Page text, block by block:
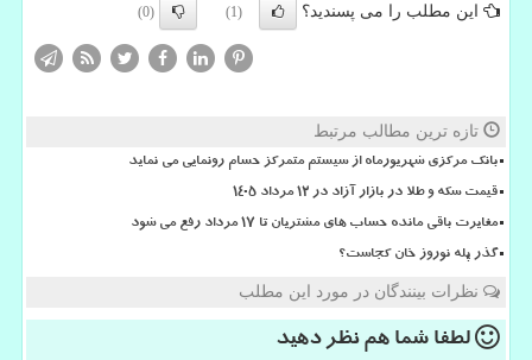
این مطلب را می پسندید؟ (1)
(0)
تازه ترین مطالب مرتبط
بانک مرکزی شهریورماه از سیستم متمرکز حسام رونمایی می نماید
قیمت سکه و طلا در بازار آزاد در ۱۲ مرداد ۱۴۰۵
مغایرت باقی مانده حساب های مشتریان تا 17 مرداد رفع می شود
گذر پله نوروز خان کجاست؟
نظرات بینندگان در مورد این مطلب
لطفا شما همنظر دهید